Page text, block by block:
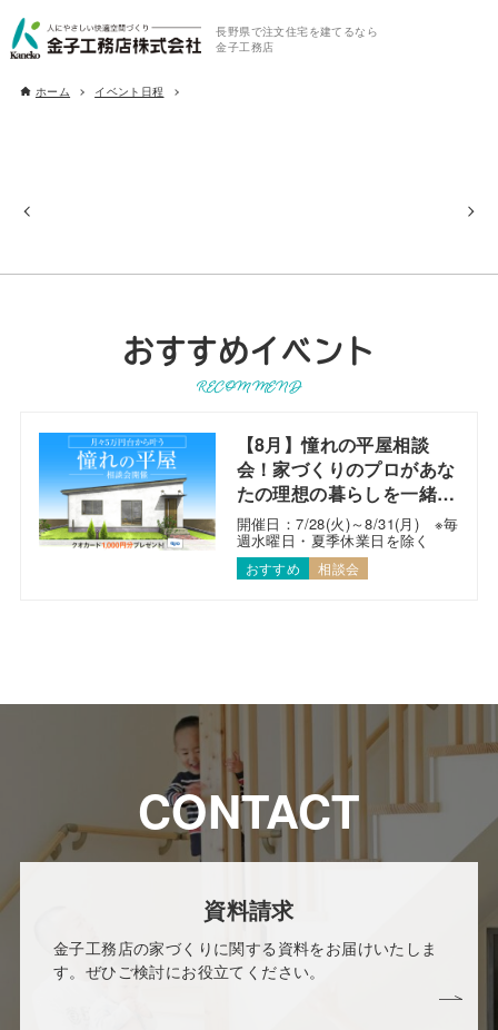
長野県で注文住宅を建てるなら
金子工務店
ホーム イベント日程
おすすめイベント
RECOMMEND
【8月】憧れの平屋相談
会！家づくりのプロがあな
たの理想の暮らしを一緒に
考えます！
開催日：7/28(火)～8/31(月) ※毎
週水曜日・夏季休業日を除く
おすすめ 相談会
CONTACT
資料請求
金子工務店の家づくりに関する資料をお届けいたしま
す。ぜひご検討にお役立てください。